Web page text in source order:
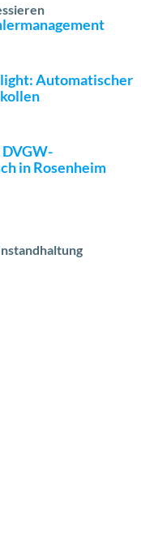
Automatischer
in Rosenheim